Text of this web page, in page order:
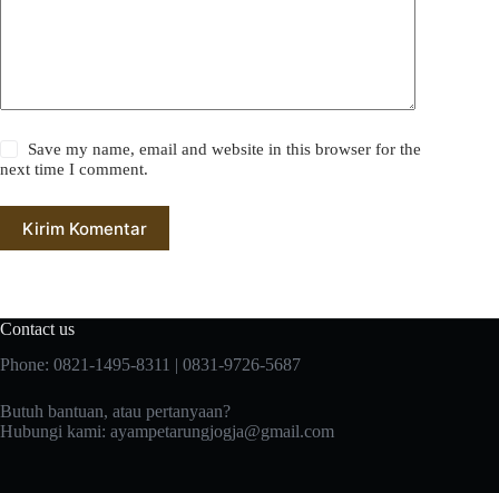
Save my name, email and website in this browser for the
next time I comment.
Kirim Komentar
Contact us
Phone: 0821-1495-8311 | 0831-9726-5687
Butuh bantuan, atau pertanyaan?
Hubungi kami: ayampetarungjogja@gmail.com